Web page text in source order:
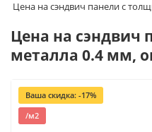
Цена на сэндвич панели с
Цена на сэндвич
металла 0.4 мм,
Ваша скидка: -17%
/м2